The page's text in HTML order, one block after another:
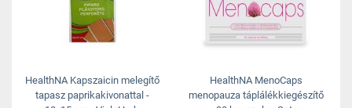
HealthNA Kapszaicin melegítő
tapasz paprikakivonattal -
HealthNA MenoCaps
menopauza táplálékkiegészítő